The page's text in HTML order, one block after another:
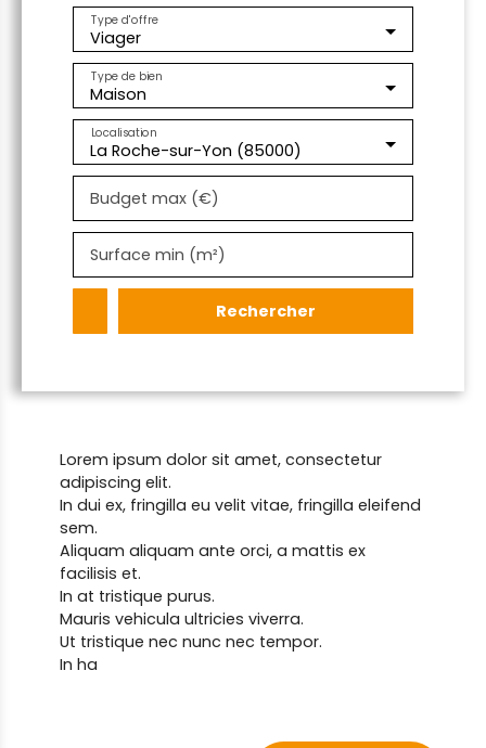
Viager
Type d'offre
Maison
Type de bien
La Roche-sur-Yon (85000)
Localisation
Budget max (€)
Surface min (m²)
Rechercher
Lorem ipsum dolor sit amet, consectetur
adipiscing elit.
In dui ex, fringilla eu velit vitae, fringilla eleifend
sem.
Aliquam aliquam ante orci, a mattis ex
facilisis et.
In at tristique purus.
Mauris vehicula ultricies viverra.
Ut tristique nec nunc nec tempor.
In ha